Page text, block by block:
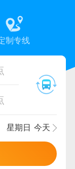
制专线
星期日 今天